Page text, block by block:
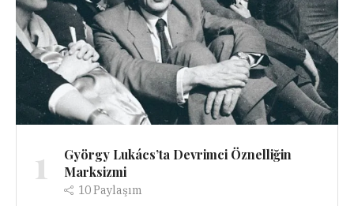
1
György Lukács’ta Devrimci Öznelliğin
Marksizmi
10Paylaşım